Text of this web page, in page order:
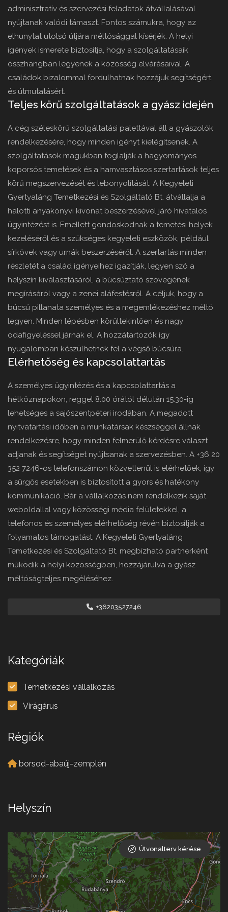
adminisztratív és szervezési feladatok átvállalásával
nyújtanak valódi támaszt. Fontos számukra, hogy az
elhunytat utolsó útjára méltósággal kísérjék. A helyi
igények ismerete biztosítja, hogy a szolgáltatásaik
összhangban legyenek a közösség elvárásaival. A
családok bizalommal fordulhatnak hozzájuk segítségért
és útmutatásért.
Teljes körű szolgáltatások a gyász idején
A cég széleskörű szolgáltatási palettával áll a gyászolók
rendelkezésére, hogy minden igényt kielégítsenek. A
szolgáltatások magukban foglalják a hagyományos
koporsós temetések és a hamvasztásos szertartások teljes
körű megszervezését és lebonyolítását. A Kegyeleti
Gyertyaláng Temetkezési és Szolgáltató Bt. átvállalja a
halotti anyakönyvi kivonat beszerzésével járó hivatalos
ügyintézést is. Emellett gondoskodnak a temetési helyek
kezeléséről és a szükséges kegyeleti eszközök, például
sírkövek vagy urnák beszerzéséről. A szertartás minden
részletét a család igényeihez igazítják, legyen szó a
helyszín kiválasztásáról, a búcsúztató szövegének
megírásáról vagy a zenei aláfestésről. A céljuk, hogy a
búcsú pillanata személyes és a megemlékezéshez méltó
legyen. Minden lépésben körültekintően és nagy
odafigyeléssel járnak el. A hozzátartozók így
nyugalomban készülhetnek fel a végső búcsúra.
Elérhetőség és kapcsolattartás
A személyes ügyintézés és a kapcsolattartás a
hétköznapokon, reggel 8:00 órától délután 15:30-ig
lehetséges a sajószentpéteri irodában. A megadott
nyitvatartási időben a munkatársak készséggel állnak
rendelkezésre, hogy minden felmerülő kérdésre választ
adjanak és segítséget nyújtsanak a szervezésben. A +36 20
352 7246-os telefonszámon közvetlenül is elérhetőek, így
a sürgős esetekben is biztosított a gyors és hatékony
kommunikáció. Bár a vállalkozás nem rendelkezik saját
weboldallal vagy közösségi média felületekkel, a
telefonos és személyes elérhetőség révén biztosítják a
folyamatos támogatást. A Kegyeleti Gyertyaláng
Temetkezési és Szolgáltató Bt. megbízható partnerként
működik a helyi közösségben, hozzájárulva a gyász
méltóságteljes megéléséhez.
+36203527246
Kategóriák
Temetkezési vállalkozás
Virágárus
Régiók
borsod-abaúj-zemplén
Helyszín
Útvonalterv kérése